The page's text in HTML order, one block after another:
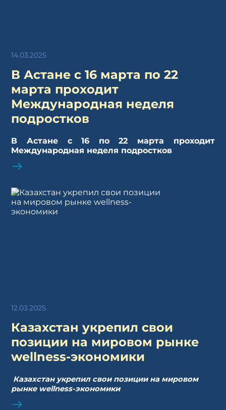
14.03.2025
В Астане с 16 марта по 22
марта проходит
Международная неделя
подростков
В Астане с 16 по 22 марта проходит
Международная неделя подростков
12.03.2025
Казахстан укрепил свои
позиции на мировом рынке
wellness-экономики
Казахстан укрепил свои позиции на мировом
рынке wellness-экономики